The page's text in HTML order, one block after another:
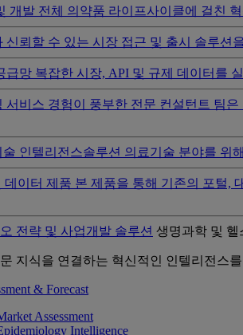
개발 전체 의약품 라이프사이클에 걸친
신뢰할 수 있는 시장 접근 및 출시 솔루션
급망 복잡한 시장, API 및 규제 데이터를
서비스 경험이 풍부한 전문 컨설턴트 팀
술 인텔리전스솔루션 의료기술 분야를 위
데이터 제품 본 제품을 통해 기존의 포털,
전략 및 사업개발 솔루션 생명과학 및 헬
지식을 연결하는 혁신적인 인텔리전스
& Forecast
Assessment
Intelligence